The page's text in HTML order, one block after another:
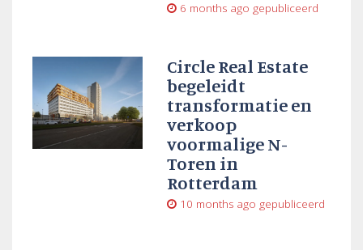
6 months ago gepubliceerd
Circle Real Estate
begeleidt
transformatie en
verkoop
voormalige N-
Toren in
Rotterdam
10 months ago gepubliceerd